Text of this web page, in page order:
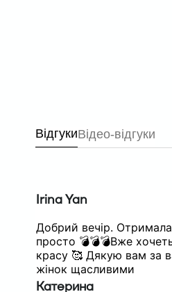
ВідгукиВідео-відгуки
Irina Yan
Добрий вечір. Отримала
просто 💣💣💣Вже
красу 🥰 Дякую вам за
жінок щасливими
Катерина